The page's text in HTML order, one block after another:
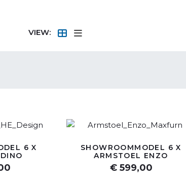
VIEW:
6 X
SHOWROOMMODEL 6 X
ARMSTOEL ENZO
€ 599,00